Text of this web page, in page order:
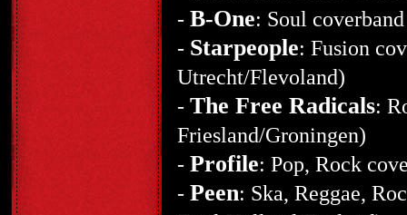
- B-One: Soul
- Starpeople: Fusion
Utrecht/Flevoland)
- The Free Radicals:
Friesland/Groningen)
- Profile: Pop, Rock
- Peen: Ska, Reggae,